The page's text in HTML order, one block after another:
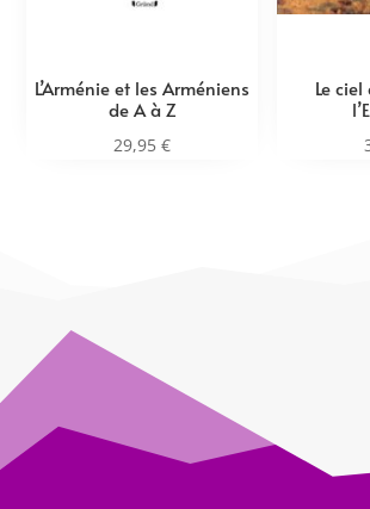
L’Arménie et les Arméniens
de A à Z
29,95€
Le